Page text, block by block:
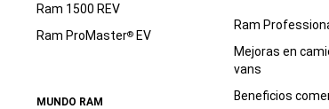
Ram 1500 REV
Ram ProMaster®EV
MUNDO RAM
Ram
Mejoras en
vans
Beneficios